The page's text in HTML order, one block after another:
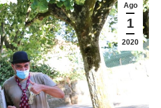
Ago
1
2020